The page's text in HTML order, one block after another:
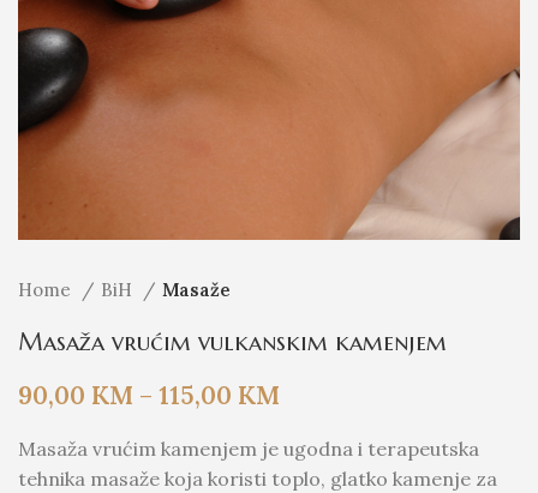
Home BiH Masaže
Masaža vrućim vulkanskim kamenjem
90,00 KM – 115,00 KM
Masaža vrućim kamenjem je ugodna i terapeutska
tehnika masaže koja koristi toplo, glatko kamenje za